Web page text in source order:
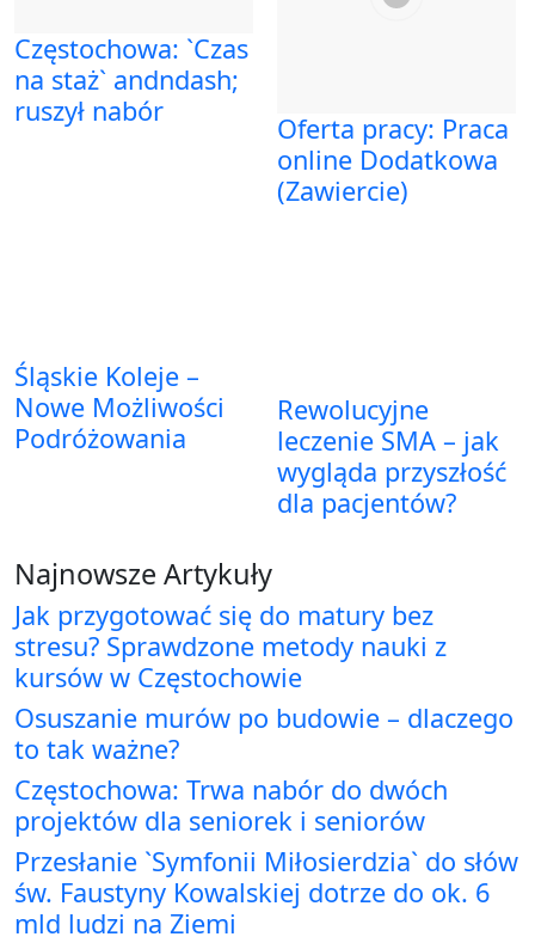
Częstochowa: `Czas
na staż` andndash;
ruszył nabór
Oferta pracy: Praca
online Dodatkowa
(Zawiercie)
Śląskie Koleje –
Nowe Możliwości
Podróżowania
Rewolucyjne
leczenie SMA – jak
wygląda przyszłość
dla pacjentów?
Najnowsze Artykuły
Jak przygotować się do matury bez
stresu? Sprawdzone metody nauki z
kursów w Częstochowie
Osuszanie murów po budowie – dlaczego
to tak ważne?
Częstochowa: Trwa nabór do dwóch
projektów dla seniorek i seniorów
Przesłanie `Symfonii Miłosierdzia` do słów
św. Faustyny Kowalskiej dotrze do ok. 6
mld ludzi na Ziemi